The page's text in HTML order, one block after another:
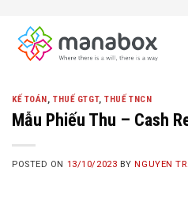
content
KẾ TOÁN,THUẾ GTGT,THUẾ TNCN
Mẫu Phiếu Thu – Cash
POSTED ON 13/10/2023 BYNGUYEN